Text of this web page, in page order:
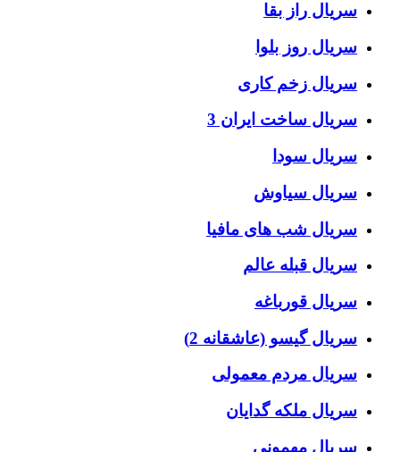
سریال راز بقا
سریال روز بلوا
سریال زخم کاری
سریال ساخت ایران 3
سریال سودا
سریال سیاوش
سریال شب های مافیا
سریال قبله عالم
سریال قورباغه
سریال گیسو (عاشقانه 2)
سریال مردم معمولی
سریال ملکه گدایان
سریال مهمونی